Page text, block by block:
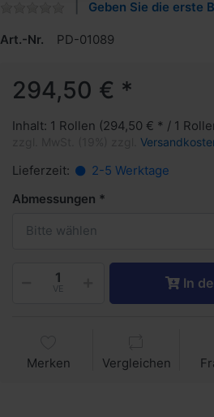
Geben Sie die erste
Art.-Nr. PD-01089
294,50 € *
Inhalt: 1 Rollen (294,50 € * / 1
Lieferzeit:
2-5 Werktage
Abmessungen
Bitte wählen
VE In
Merken Vergleichen